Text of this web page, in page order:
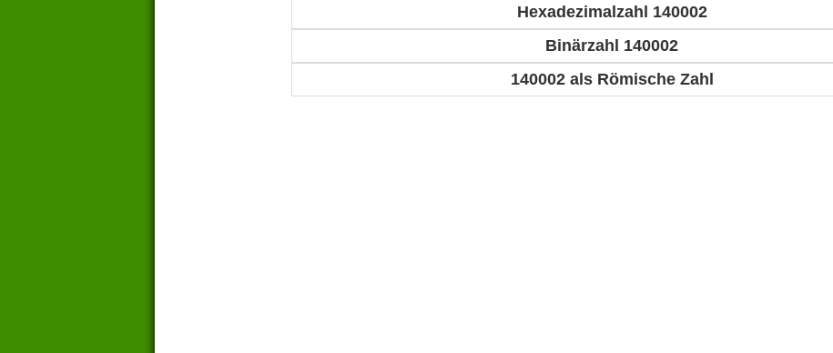
Hexadezimalzahl 140002
Binärzahl 140002
140002 als Römische Zahl